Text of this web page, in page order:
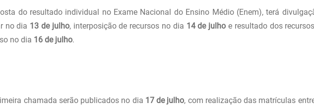
do resultado individual no Exame Nacional do Ensino Médio (Enem), terá
no dia 13 de julho, interposição de recursos no dia 14 de julho e resultado dos
no dia 16 de julho.
chamada serão publicados no dia 17 de julho, com realização das matrículas